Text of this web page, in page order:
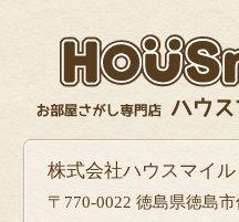
株式会社ハウスマイル
〒770-0022 徳島県徳島